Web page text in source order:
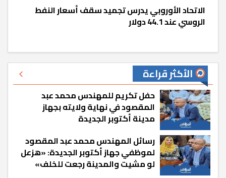
الاتحاد الأوروبي يدرس تجميد سقف أسعار النفط
الروسي عند 44.1 دولار
الأكثر قراءة
حفل تكريم للمهندس محمد عبد
المقصود في نهاية ولايته بجهاز
مدينة أكتوبر الجديدة
رسائل المهندس محمد عبد المقصود
لموظفي جهاز أكتوبر الجديدة: «هزعل
لو مشيت والمدينة رجعت للخلف»